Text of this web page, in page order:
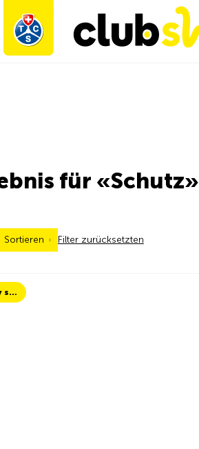
für «Schutz»
Sortieren Filter zurücksetzten
TCS Always by my side